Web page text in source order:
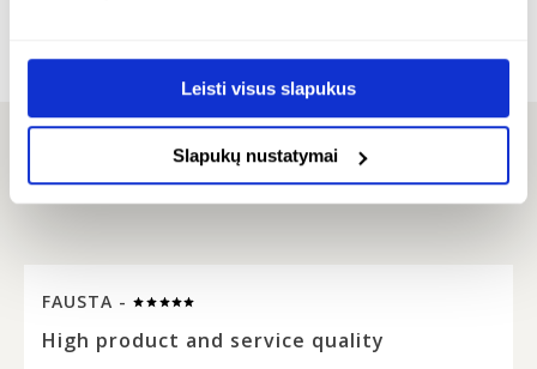
Leisti visus slapukus
Slapukų nustatymai
ATSILIEPIMAI
FAUSTA -
High product and service quality